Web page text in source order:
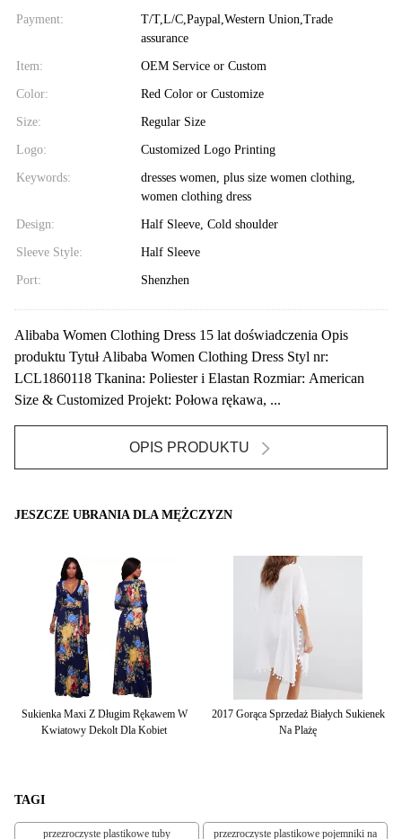
Payment:
T/T,L/C,Paypal,Western Union,Trade
assurance
Item: OEM Service or Custom
Color: Red Color or Customize
Size: Regular Size
Logo: Customized Logo Printing
Keywords:
dresses women, plus size women clothing,
women clothing dress
Design: Half Sleeve, Cold shoulder
Sleeve Style: Half Sleeve
Port: Shenzhen
Alibaba Women Clothing Dress 15 lat doświadczenia Opis
produktu Tytuł Alibaba Women Clothing Dress Styl nr:
LCL1860118 Tkanina: Poliester i Elastan Rozmiar: American
Size & Customized Projekt: Połowa rękawa, ...
OPIS PRODUKTU
JESZCZE UBRANIA DLA MĘŻCZYZN
Sukienka Maxi Z Długim Rękawem W
Kwiatowy Dekolt Dla Kobiet
2017 Gorąca Sprzedaż Białych Sukienek
Na Plażę
TAGI
przezroczyste plastikowe tuby przezroczyste plastikowe pojemniki na